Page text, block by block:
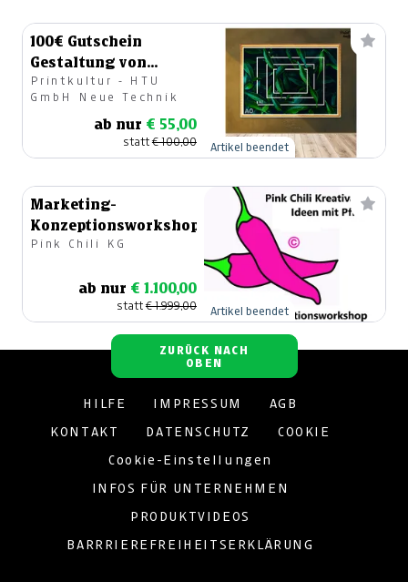
100€ Gutschein
Gestaltung von
Drucksorten &
Posterdruck
Printkultur - HTU
GmbH Neue Technik
ab nur € 55,00
statt€ 100,00 Artikel beendet
Marketing-
Konzeptionsworkshop
Pink Chili KG
ab nur € 1.100,00
statt€ 1.999,00 Artikel beendet
ZURÜCK NACH
OBEN
HILFE IMPRESSUM AGB
KONTAKT DATENSCHUTZ COOKIE
Cookie-Einstellungen
INFOS FÜR UNTERNEHMEN
PRODUKTVIDEOS
BARRRIEREFREIHEITSERKLÄRUNG